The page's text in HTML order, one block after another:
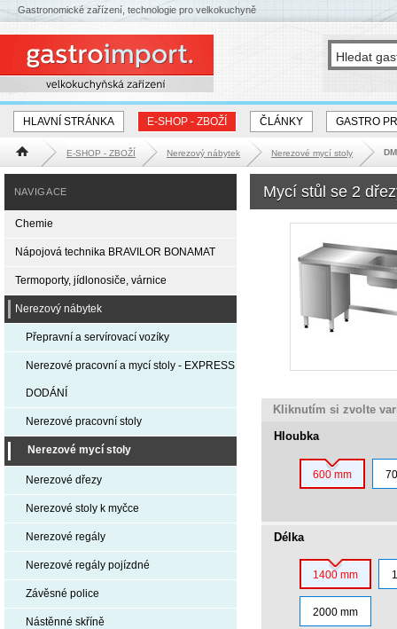
HLAVNÍ STRÁNKA E-SHOP - ZBOŽÍ ČLÁNKY GASTRO
Hlavní stránka E-SHOP - ZBOŽÍ Nerezový nábytek Nerezové mycí stoly
Mycí stůl se 2
Kliknutím si zvolte
Hloubka
600 mm
Délka
1400 mm
2000 mm
NAVIGACE
Chemie
Nápojová technika BRAVILOR BONAMAT
Termoporty, jídlonosiče, várnice
Nerezový nábytek
Přepravní a servírovací vozíky
Nerezové pracovní a mycí stoly - EXPRESS
DODÁNÍ
Nerezové pracovní stoly
Nerezové mycí stoly
Nerezové dřezy
Nerezové stoly k myčce
Nerezové regály
Nerezové regály pojízdné
Závěsné police
Nástěnné skříně
Gastronomické zařízení, technologie pro velkokuchyně